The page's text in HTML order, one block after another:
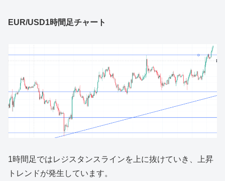
EUR/USD1時間足チャート
1時間足ではレジスタンスラインを上に抜けていき、上昇
トレンドが発生しています。